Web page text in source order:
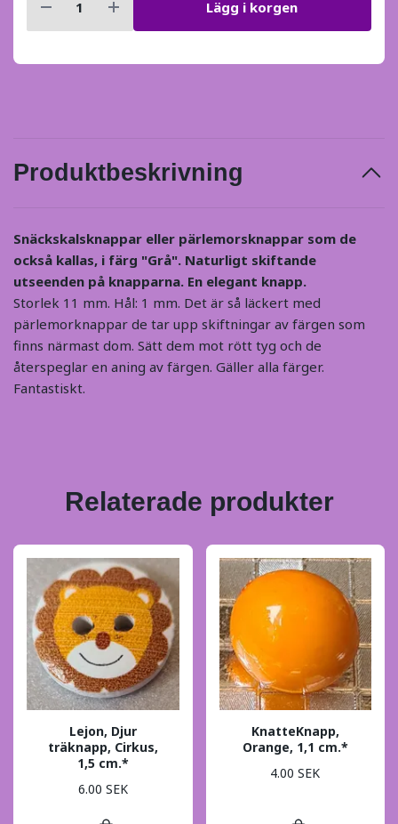
Lägg i korgen
Produktbeskrivning
Snäckskalsknappar eller pärlemorsknappar som de
också kallas, i färg "Grå". Naturligt skiftande
utseenden på knapparna. En elegant knapp.
Storlek 11 mm. Hål: 1 mm. Det är så läckert med
pärlemorknappar de tar upp skiftningar av färgen som
finns närmast dom. Sätt dem mot rött tyg och de
återspeglar en aning av färgen. Gäller alla färger.
Fantastiskt.
Relaterade produkter
Lejon, Djur
träknapp, Cirkus,
1,5 cm.*
6.00 SEK
KnatteKnapp,
Orange, 1,1 cm.*
4.00 SEK